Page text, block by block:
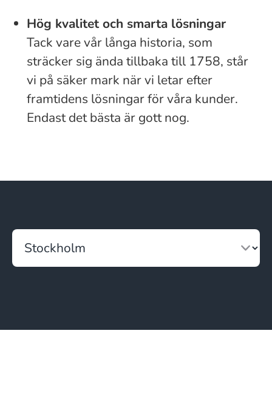
Hög kvalitet och smarta lösningar
Tack vare vår långa historia, som
sträcker sig ända tillbaka till 1758, står
vi på säker mark när vi letar efter
framtidens lösningar för våra kunder.
Endast det bästa är gott nog.